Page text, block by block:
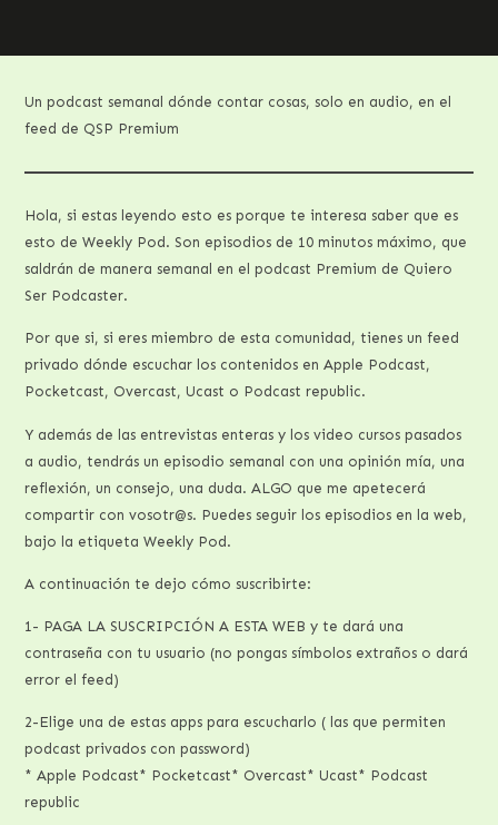
Un podcast semanal dónde contar cosas, solo en audio, en el
feed de QSP Premium
Hola, si estas leyendo esto es porque te interesa saber que es
esto de Weekly Pod. Son episodios de 10 minutos máximo, que
saldrán de manera semanal en el podcast Premium de Quiero
Ser Podcaster.
Por que si, si eres miembro de esta comunidad, tienes un feed
privado dónde escuchar los contenidos en Apple Podcast,
Pocketcast, Overcast, Ucast o Podcast republic.
Y además de las entrevistas enteras y los video cursos pasados
a audio, tendrás un episodio semanal con una opinión mía, una
reflexión, un consejo, una duda. ALGO que me apetecerá
compartir con vosotr@s. Puedes seguir los episodios en la web,
bajo la etiqueta Weekly Pod.
A continuación te dejo cómo suscribirte:
1- PAGA LA SUSCRIPCIÓN A ESTA WEB y te dará una
contraseña con tu usuario (no pongas símbolos extraños o dará
error el feed)
2-Elige una de estas apps para escucharlo ( las que permiten
podcast privados con password)
* Apple Podcast* Pocketcast* Overcast* Ucast* Podcast
republic